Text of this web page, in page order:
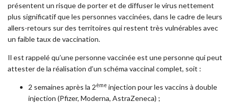
présentent un risque de porter et de diffuser le virus nettement
plus significatif que les personnes vaccinées, dans le cadre de leurs
allers-retours sur des territoires qui restent très vulnérables avec
un faible taux de vaccination.
Il est rappelé qu’une personne vaccinée est une personne qui peut
attester de la réalisation d’un schéma vaccinal complet, soit :
2 semaines après la 2ème injection pour les vaccins à double
injection (Pfizer, Moderna, AstraZeneca) ;